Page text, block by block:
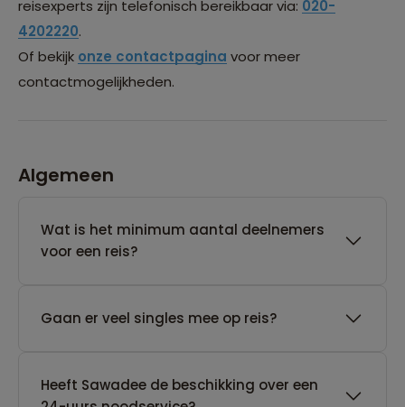
reisexperts zijn telefonisch bereikbaar via: 020-
4202220.
Of bekijk onze contactpagina voor meer
contactmogelijkheden.
Algemeen
Wat is het minimum aantal deelnemers
voor een reis?
Gaan er veel singles mee op reis?
Heeft Sawadee de beschikking over een